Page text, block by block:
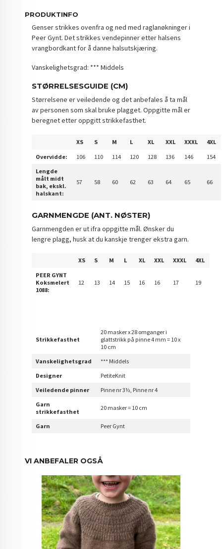
PRODUKTINFO
Genser strikkes ovenfra og ned med raglanøkninger i
Peer Gynt. Det strikkes vendepinner etter halsens
vrangbordkant for å danne halsutskjæring.
Vanskelighetsgrad: *** Middels
STØRRELSESGUIDE (CM)
Størrelsene er veiledende og det anbefales å ta mål
av personen som skal bruke plagget. Oppgitte mål er
beregnet etter oppgitt strikkefasthet.
XS S M L XL XXL XXXL
4XL
Overvidde:
106 110 114 120 128 136 146
154
Lengde
målt midt
bak, ekskl.
halskant:
57 58 60 62 63 64 65 66
GARNMENGDE (ANT. NØSTER)
Garnmengden er ut ifra oppgitte mål. Ønsker du
lengre plagg, husk at du kanskje trenger ekstra garn.
XS S M L XL XXL XXXL
4XL
PEER GYNT
Koksmelert
1088:
12 13 14 15 16 16 17 19
Strikkefasthet
20 masker x 28 omganger i
glattstrikk på pinne 4 mm = 10 x
10 cm
Vanskelighetsgrad
*** Middels
Designer
PetiteKnit
Veiledende pinner
Pinne nr 3½, Pinne nr 4
Garn
strikkefasthet
20 masker = 10 cm
Garn Peer Gynt
VI ANBEFALER OGSÅ